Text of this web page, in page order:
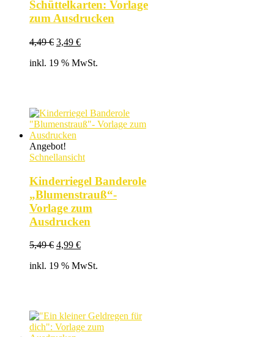
Schüttelkarten: Vorlage
zum Ausdrucken
4,49€ Ursprünglicher
war:
3,49 €Aktueller
ist:
inkl. 19 % MwSt.
Angebot!
Schnellansicht
Kinderriegel Banderole
„Blumenstrauß“-
Vorlage zum
Ausdrucken
5,49€ Ursprünglicher
war:
4,99 €Aktueller
ist:
inkl. 19 % MwSt.